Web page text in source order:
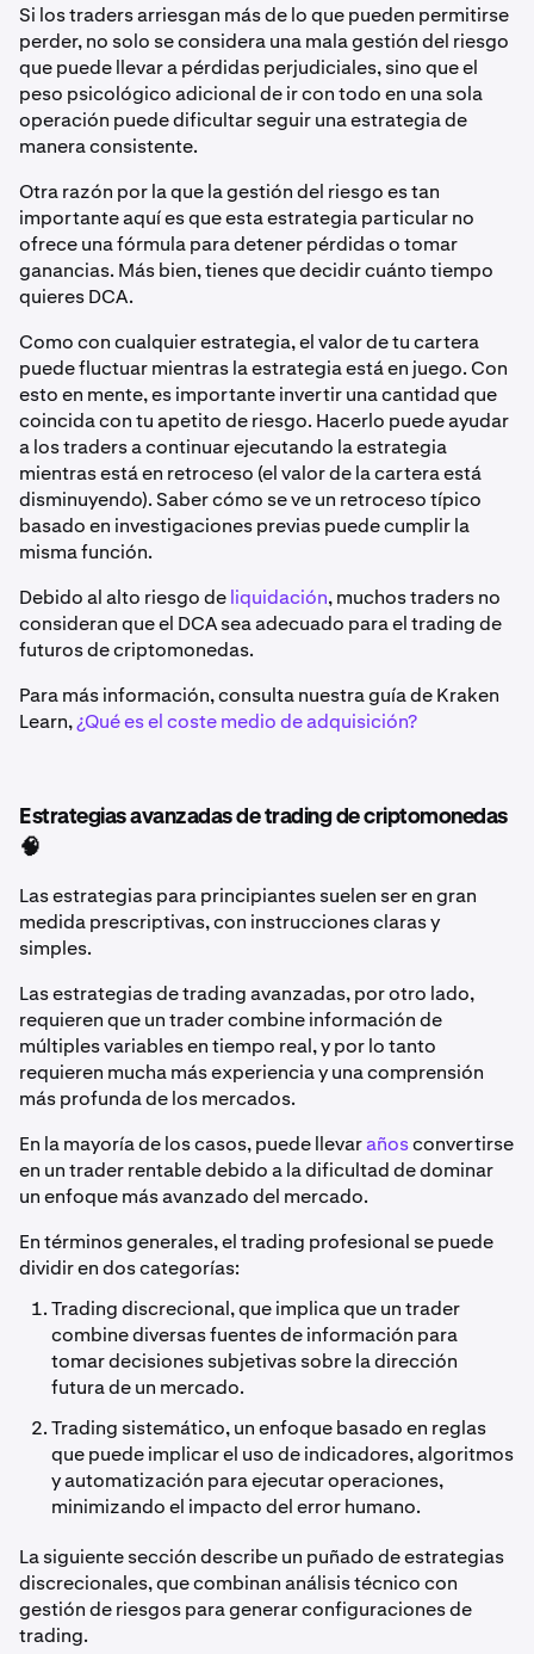
Si los traders arriesgan más de lo que pueden permitirse
perder, no solo se considera una mala gestión del riesgo
que puede llevar a pérdidas perjudiciales, sino que el
peso psicológico adicional de ir con todo en una sola
operación puede dificultar seguir una estrategia de
manera consistente.
Otra razón por la que la gestión del riesgo es tan
importante aquí es que esta estrategia particular no
ofrece una fórmula para detener pérdidas o tomar
ganancias. Más bien, tienes que decidir cuánto tiempo
quieres DCA.
Como con cualquier estrategia, el valor de tu cartera
puede fluctuar mientras la estrategia está en juego. Con
esto en mente, es importante invertir una cantidad que
coincida con tu apetito de riesgo. Hacerlo puede ayudar
a los traders a continuar ejecutando la estrategia
mientras está en retroceso (el valor de la cartera está
disminuyendo). Saber cómo se ve un retroceso típico
basado en investigaciones previas puede cumplir la
misma función.
Debido al alto riesgo deliquidación, muchos traders no
consideran que el DCA sea adecuado para el trading de
futuros de criptomonedas.
Para más información, consulta nuestra guía de Kraken
Learn,¿Qué es el coste medio de adquisición?
Estrategias avanzadas de trading de criptomonedas
🧠
Las estrategias para principiantes suelen ser en gran
medida prescriptivas, con instrucciones claras y
simples.
Las estrategias de trading avanzadas, por otro lado,
requieren que un trader combine información de
múltiples variables en tiempo real, y por lo tanto
requieren mucha más experiencia y una comprensión
más profunda de los mercados.
En la mayoría de los casos, puede llevarañosconvertirse
en un trader rentable debido a la dificultad de dominar
un enfoque más avanzado del mercado.
En términos generales, el trading profesional se puede
dividir en dos categorías:
Trading discrecional, que implica que un trader
combine diversas fuentes de información para
tomar decisiones subjetivas sobre la dirección
futura de un mercado.
Trading sistemático, un enfoque basado en reglas
que puede implicar el uso de indicadores, algoritmos
y automatización para ejecutar operaciones,
minimizando el impacto del error humano.
La siguiente sección describe un puñado de estrategias
discrecionales, que combinan análisis técnico con
gestión de riesgos para generar configuraciones de
trading.